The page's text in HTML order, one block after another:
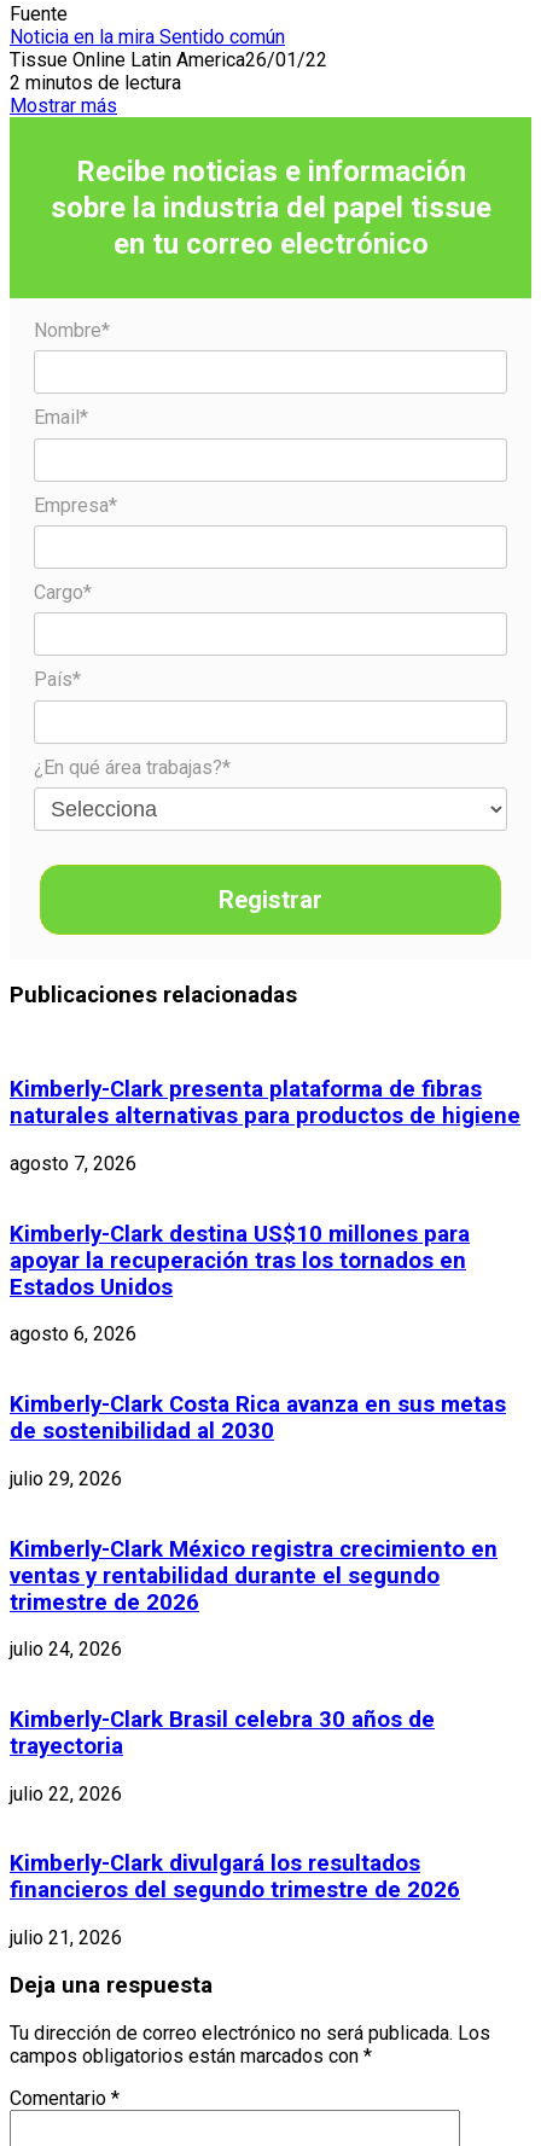
Fuente
Noticia en la mira Sentido común
Tissue Online Latin America26/01/22
2 minutos de lectura
Mostrar más
Recibe noticias e información
sobre la industria del papel tissue
en tu correo electrónico
Nombre*
Email*
Empresa*
Cargo*
País*
¿En qué área trabajas?*
Registrar
Publicaciones relacionadas
Kimberly-Clark presenta plataforma de fibras
naturales alternativas para productos de higiene
agosto 7, 2026
Kimberly-Clark destina US$10 millones para
apoyar la recuperación tras los tornados en
Estados Unidos
agosto 6, 2026
Kimberly-Clark Costa Rica avanza en sus metas
de sostenibilidad al 2030
julio 29, 2026
Kimberly-Clark México registra crecimiento en
ventas y rentabilidad durante el segundo
trimestre de 2026
julio 24, 2026
Kimberly-Clark Brasil celebra 30 años de
trayectoria
julio 22, 2026
Kimberly-Clark divulgará los resultados
financieros del segundo trimestre de 2026
julio 21, 2026
Deja una respuesta
Tu dirección de correo electrónico no será publicada. Los
campos obligatorios están marcados con *
Comentario *